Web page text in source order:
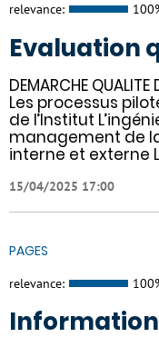
relevance:
Evaluation
DEMARCHE QUALITE
Les processus
de l’Institut
management de
interne et externe L
15/04/2025 17:00
PAGES
relevance: